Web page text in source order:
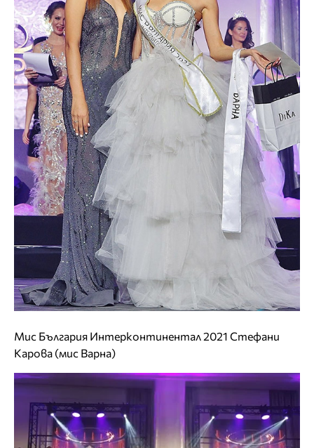
Мис България Интерконтинентал 2021 Стефани
Карова (мис Варна)